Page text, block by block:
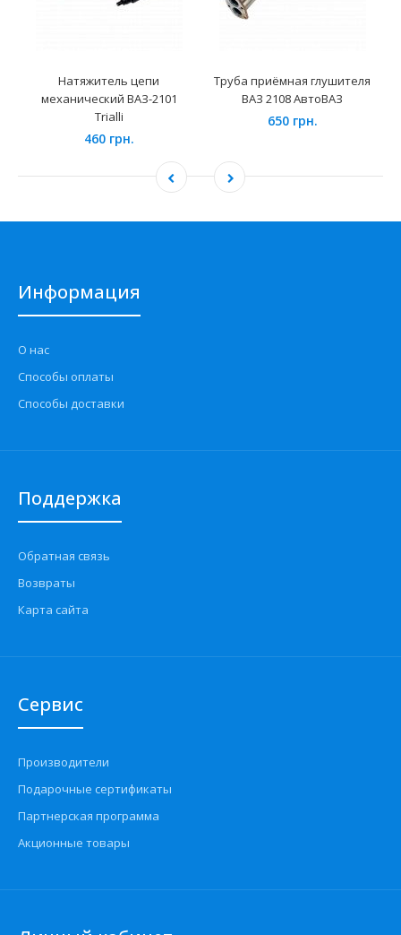
Натяжитель цепи
механический ВАЗ-2101
Trialli
460 грн.
Труба приёмная глушителя
ВАЗ 2108 АвтоВАЗ
650 грн.
Информация
О нас
Способы оплаты
Способы доставки
Поддержка
Обратная связь
Возвраты
Карта сайта
Сервис
Производители
Подарочные сертификаты
Партнерская программа
Акционные товары